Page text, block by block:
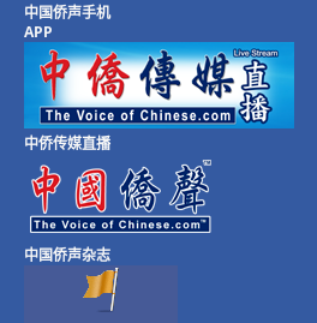
中国侨声手机
APP
中侨传媒直播
中国侨声杂志